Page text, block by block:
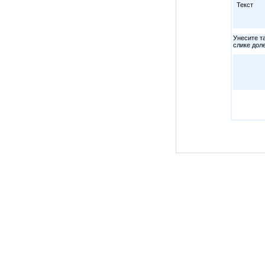
Текст
Унесите
слике